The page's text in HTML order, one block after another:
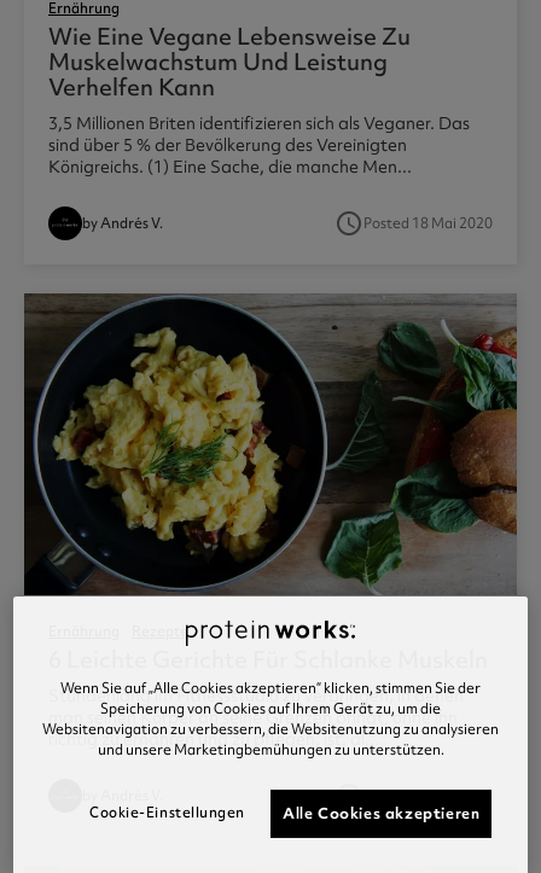
Ernährung
Wie Eine Vegane Lebensweise Zu
Muskelwachstum Und Leistung
Verhelfen Kann
3,5 Millionen Briten identifizieren sich als Veganer. Das
sind über 5 % der Bevölkerung des Vereinigten
Königreichs. (1) Eine Sache, die manche Men...
by Andrés V. access_timePosted 18 Mai 2020
Rezepte
Stundenlang im Fitnessstudio zu verbringen, in denen
man seinen Körper an seine Grenzen bringt, ohne ihn
richtig zu ernähren und zu pflegen, ist, al...
access_timePosted 07 Mai 2020
Wenn Sie auf „Alle Cookies akzeptieren“ klicken, stimmen Sie der
Speicherung von Cookies auf Ihrem Gerät zu, um die
Websitenavigation zu verbessern, die Websitenutzung zu analysieren
und unsere Marketingbemühungen zu unterstützen.
Alle Cookies akzeptieren
Cookie-Einstellungen